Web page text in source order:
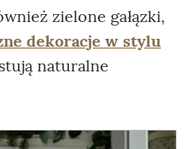
zielone gałązki,
dekoracje w stylu
naturalne